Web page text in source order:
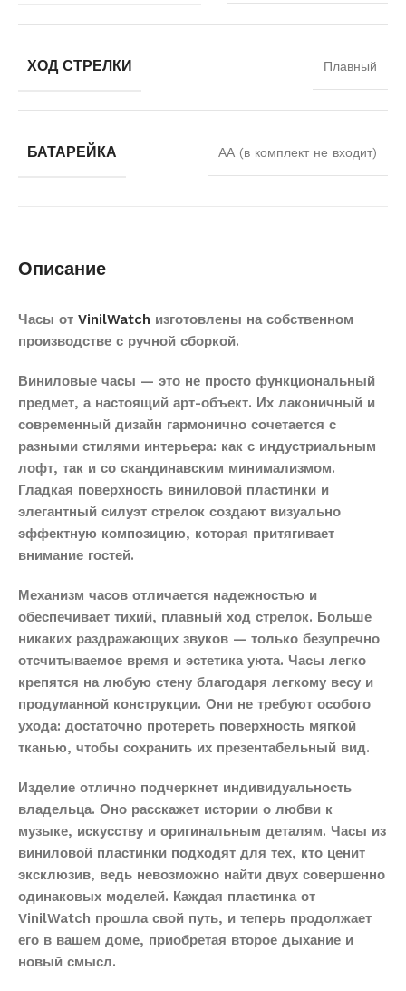
ХОД СТРЕЛКИ Плавный
БАТАРЕЙКА АА (в комплект не входит)
Описание
Часы от VinilWatch изготовлены на собственном
производстве с ручной сборкой.
Виниловые часы — это не просто функциональный
предмет, а настоящий арт-объект. Их лаконичный и
современный дизайн гармонично сочетается с
разными стилями интерьера: как с индустриальным
лофт, так и со скандинавским минимализмом.
Гладкая поверхность виниловой пластинки и
элегантный силуэт стрелок создают визуально
эффектную композицию, которая притягивает
внимание гостей.
Механизм часов отличается надежностью и
обеспечивает тихий, плавный ход стрелок. Больше
никаких раздражающих звуков — только безупречно
отсчитываемое время и эстетика уюта. Часы легко
крепятся на любую стену благодаря легкому весу и
продуманной конструкции. Они не требуют особого
ухода: достаточно протереть поверхность мягкой
тканью, чтобы сохранить их презентабельный вид.
Изделие отлично подчеркнет индивидуальность
владельца. Оно расскажет истории о любви к
музыке, искусству и оригинальным деталям. Часы из
виниловой пластинки подходят для тех, кто ценит
эксклюзив, ведь невозможно найти двух совершенно
одинаковых моделей. Каждая пластинка от
VinilWatch прошла свой путь, и теперь продолжает
его в вашем доме, приобретая второе дыхание и
новый смысл.